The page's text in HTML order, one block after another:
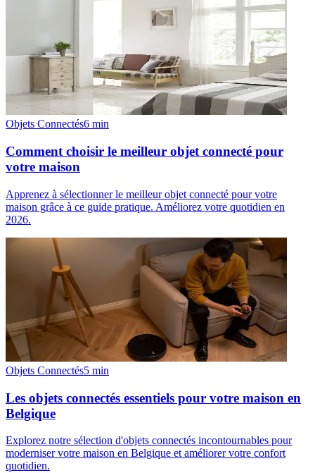
Objets Connectés6 min
Comment choisir le meilleur objet connecté pour
votre maison
Apprenez à sélectionner le meilleur objet connecté pour votre
maison grâce à ce guide pratique. Améliorez votre quotidien en
2026.
Objets Connectés5 min
Les objets connectés essentiels pour votre maison en
Belgique
Explorez notre sélection d'objets connectés incontournables pour
moderniser votre maison en Belgique et améliorer votre confort
quotidien.